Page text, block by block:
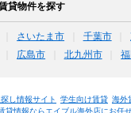
貸物件を探す
さいたま市 千葉市
広島市 北九州市
し情報サイト 学生向け賃貸 海外
貸情報ならエイブル海外店にお任